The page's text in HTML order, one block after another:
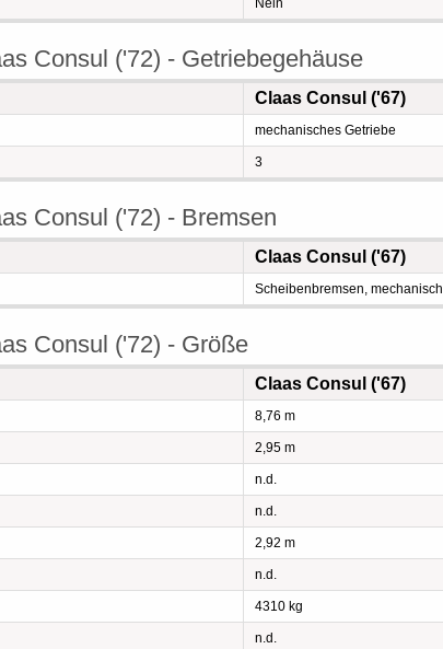
Nein
Consul ('72) - Getriebegehäuse
Claas Consul ('67)
mechanisches Getriebe
3
Consul ('72) - Bremsen
Claas Consul ('67)
Scheibenbremsen, mechanisch
Consul ('72) - Größe
Claas Consul ('67)
8,76 m
2,95 m
n.d.
n.d.
2,92 m
n.d.
4310 kg
n.d.